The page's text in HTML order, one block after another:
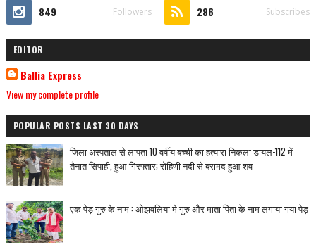
849 Followers 286 Subscribes
EDITOR
Ballia Express
View my complete profile
POPULAR POSTS LAST 30 DAYS
जिला अस्पताल से लापता 10 वर्षीय बच्ची का हत्यारा निकला डायल-112 में
तैनात सिपाही, हुआ गिरफ्तार; रोहिणी नदी से बरामद हुआ शव
एक पेड़ गुरु के नाम : ओझवलिया मे गुरु और माता पिता के नाम लगाया गया पेड़